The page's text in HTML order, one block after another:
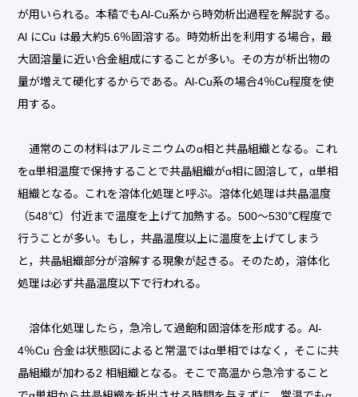
が用いられる。本稿でもAl-Cu系から時効析出過程を解説する。
Al にCu は最大約5.6％固溶する。時効析出を利用する場合，最
大固溶量に近い合金組成にすることが多い。その方が析出物の
量が増えて硬化するからである。Al-Cu系の場合4％Cu程度を使
用する。
通常のこの材料はアルミニウムのα相と共晶組織となる。これ
をα単相温度で保持することで共晶組織がα相に固溶して，α単相
組織となる。これを溶体化処理と呼ぶ。溶体化処理は共晶温度
（548℃）付近まで温度を上げて加熱する。500～530℃程度で
行うことが多い。もし，共晶温度以上に温度を上げてしまう
と，共晶組織部分が溶解する現象が起きる。そのため，溶体化
処理は必ず共晶温度以下で行われる。
溶体化処理したら，急冷して過飽和固溶体を形成する。Al-
4％Cu 合金は状態図によると常温ではα単相ではなく，そこに共
晶組織が加わる2 相組織となる。そこで高温から急冷すること